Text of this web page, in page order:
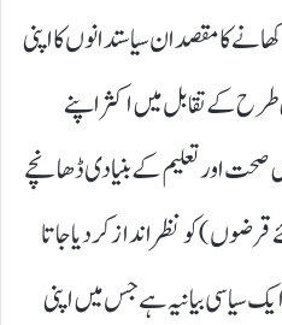
کا مقصد ان سیاستدانوں کا اپنی
کے تقابل میں اکثر اپنے
اور تعلیم کے بنیادی ڈھانچے
کو نظر انداز کر دیا جاتا
سیاسی بیانیہ ہے جس میں اپنی